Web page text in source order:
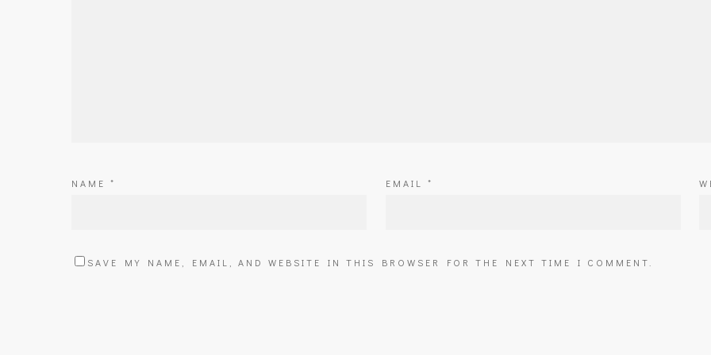
NAME * EMAIL *
SAVE MY NAME, EMAIL, AND WEBSITE IN THIS BROWSER FOR THE NEXT TIME I COMMENT.